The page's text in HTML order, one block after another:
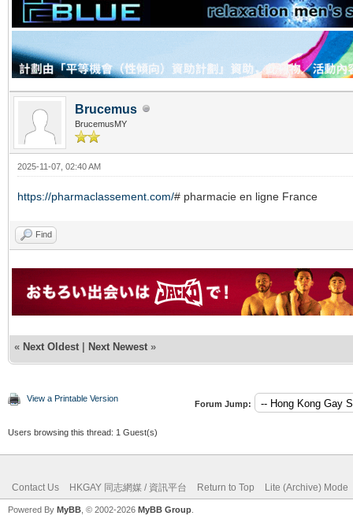
Brucemus
BrucemusMY
2025-11-07, 02:40 AM
https://pharmaclassement.com/# pharmacie en ligne France
Find
« Next Oldest | Next Newest »
View a Printable Version
Forum Jump:
Users browsing this thread: 1 Guest(s)
Contact Us HKGAY 同志網媒 / 資訊平台 Return to Top Lite (Archive) Mode
Powered By MyBB , © 2002-2026 MyBB Group